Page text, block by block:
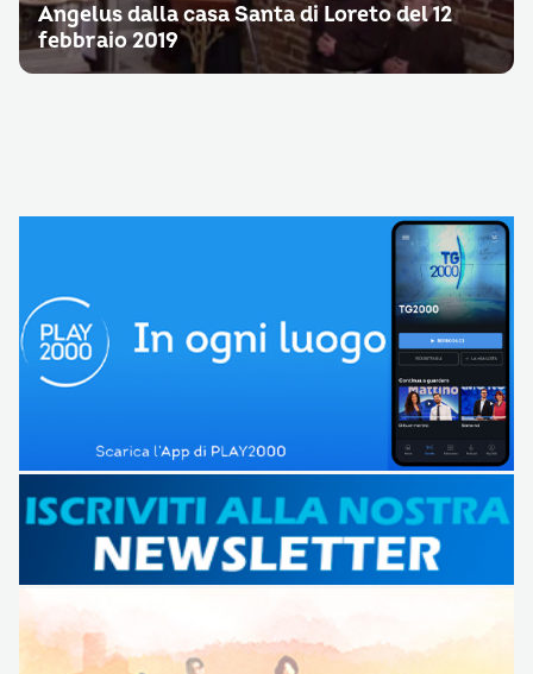
Angelus dalla casa Santa di Loreto del 12
febbraio 2019